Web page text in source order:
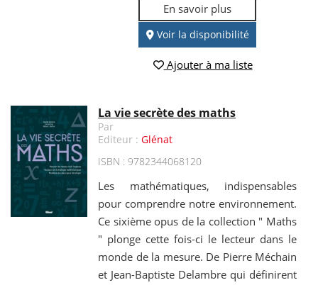
En savoir plus
Voir la disponibilité
Ajouter à ma liste
La vie secrète des maths
Par
Editeur :Glénat
ISBN : 9782344068120
Les mathématiques, indispensables
pour comprendre notre environnement.
Ce sixième opus de la collection " Maths
" plonge cette fois-ci le lecteur dans le
monde de la mesure. De Pierre Méchain
et Jean-Baptiste Delambre qui définirent